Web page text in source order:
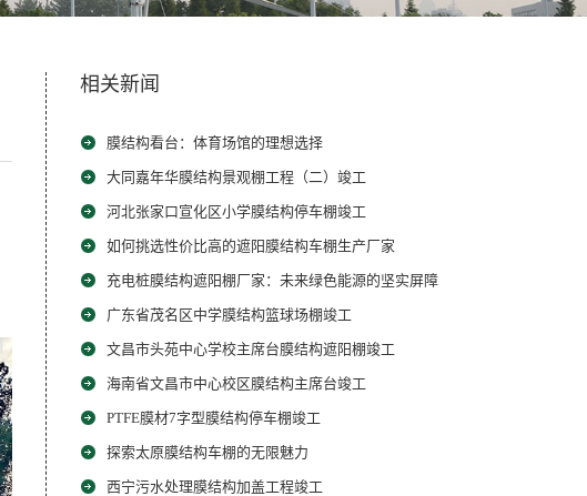
相关新闻
膜结构看台：体育场馆的理想选择
大同嘉年华膜结构景观棚工程（二）竣工
河北张家口宣化区小学膜结构停车棚竣工
如何挑选性价比高的遮阳膜结构车棚生产厂家
充电桩膜结构遮阳棚厂家：未来绿色能源的坚实屏障
广东省茂名区中学膜结构篮球场棚竣工
文昌市头苑中心学校主席台膜结构遮阳棚竣工
海南省文昌市中心校区膜结构主席台竣工
PTFE膜材7字型膜结构停车棚竣工
探索太原膜结构车棚的无限魅力
西宁污水处理膜结构加盖工程竣工